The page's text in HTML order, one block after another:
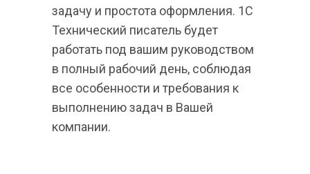
задачу и простота оформления. 1С
Технический писатель будет
работать под вашим руководством
в полный рабочий день, соблюдая
все особенности и требования к
выполнению задач в Вашей
компании.